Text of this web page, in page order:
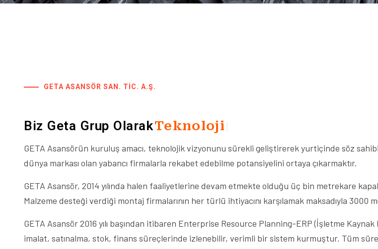
GETA ASANSÖR SAN. TIC. A.Ş.
Biz Geta Grup OlarakTeknolojiy
GETA Asansörün kuruluş amacı, teknolojik vizyonunu sürekli geliştirerek yurtiçinde söz
dünya markası olan yabancı firmalarla rekabet edebilme potansiyelini ortaya çıkarmaktır.
GETA Asansör, 2014 yılında halen faaliyetlerine devam etmekte olduğu üç bin metrekare
Malzeme desteği verdiği montaj firmalarının her türlü ihtiyacını karşılamak maksadıyla 3000
GETA Asansör 2016 yılı başından itibaren Enterprise Resource Planning-ERP (İşletme
imalat, satınalma, stok, finans süreçlerinde izlenebilir, verimli bir sistem kurmuştur. Tüm